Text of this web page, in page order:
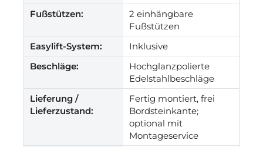
Fußstützen:
2 einhängbare
Fußstützen
Easylift-System:
Inklusive
Beschläge:
Hochglanzpolierte
Edelstahlbeschläge
Lieferung /
Lieferzustand:
Fertig montiert, frei
Bordsteinkante;
optional mit
Montageservice